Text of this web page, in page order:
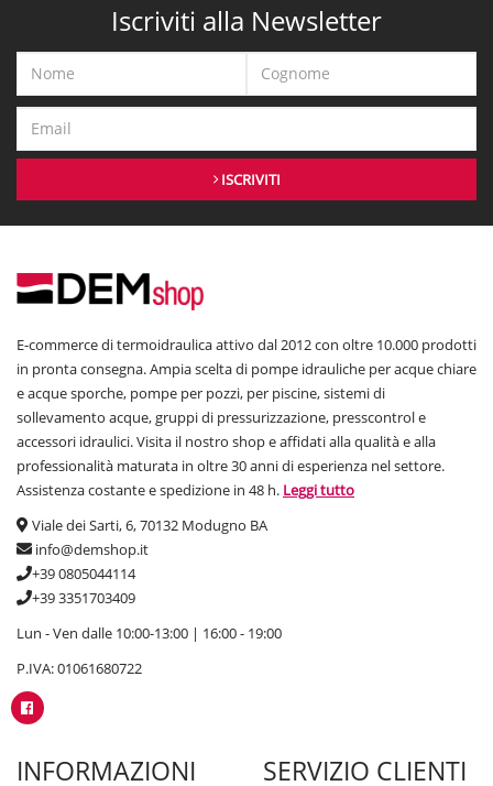
Iscriviti alla Newsletter
ISCRIVITI
E-commerce di termoidraulica attivo dal 2012 con oltre 10.000 prodotti
in pronta consegna. Ampia scelta di pompe idrauliche per acque chiare
e acque sporche, pompe per pozzi, per piscine, sistemi di
sollevamento acque, gruppi di pressurizzazione, presscontrol e
accessori idraulici. Visita il nostro shop e affidati alla qualità e alla
professionalità maturata in oltre 30 anni di esperienza nel settore.
Assistenza costante e spedizione in 48 h. Leggi tutto
Viale dei Sarti, 6, 70132 Modugno BA
info@demshop.it
+39 0805044114
+39 3351703409
Lun - Ven dalle 10:00-13:00 | 16:00 - 19:00
P.IVA: 01061680722
INFORMAZIONI SERVIZIO CLIENTI